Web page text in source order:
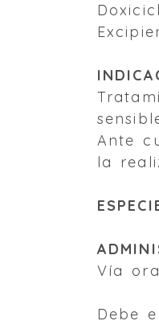
Ante
la
Vía
Debe